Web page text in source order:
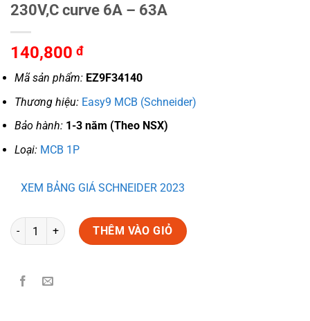
230V,C curve 6A – 63A
140,800 đ
Mã sản phẩm: EZ9F34140
Thương hiệu: Easy9 MCB (Schneider)
Bảo hành: 1-3 năm (Theo NSX)
Loại: MCB 1P
XEM BẢNG GIÁ SCHNEIDER 2023
Số lượng THÊM VÀO GIỎ